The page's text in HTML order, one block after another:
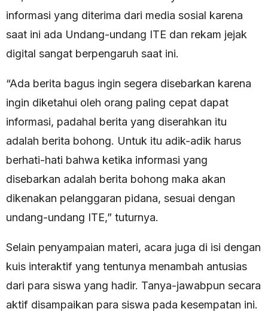
informasi yang diterima dari media sosial karena
saat ini ada Undang-undang ITE dan rekam jejak
digital sangat berpengaruh saat ini.
“Ada berita bagus ingin segera disebarkan karena
ingin diketahui oleh orang paling cepat dapat
informasi, padahal berita yang diserahkan itu
adalah berita bohong. Untuk itu adik-adik harus
berhati-hati bahwa ketika informasi yang
disebarkan adalah berita bohong maka akan
dikenakan pelanggaran pidana, sesuai dengan
undang-undang ITE,” tuturnya.
Selain penyampaian materi, acara juga di isi dengan
kuis interaktif yang tentunya menambah antusias
dari para siswa yang hadir. Tanya-jawabpun secara
aktif disampaikan para siswa pada kesempatan ini.